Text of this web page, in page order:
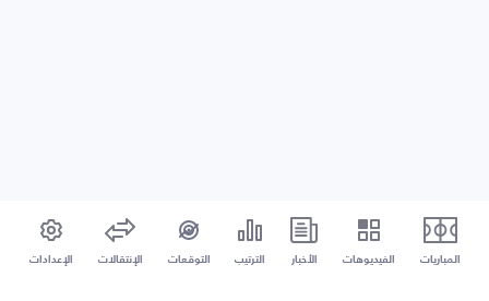
المباريات الفيديوهات الأخبار الترتيب التوقعات الإنتقالات الإعدادات